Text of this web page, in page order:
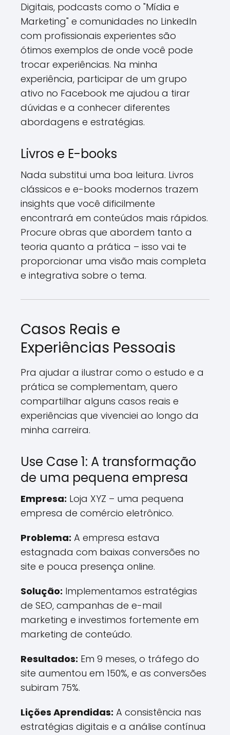
Digitais, podcasts como o "Mídia e
Marketing" e comunidades no LinkedIn
com profissionais experientes são
ótimos exemplos de onde você pode
trocar experiências. Na minha
experiência, participar de um grupo
ativo no Facebook me ajudou a tirar
dúvidas e a conhecer diferentes
abordagens e estratégias.
Livros e E-books
Nada substitui uma boa leitura. Livros
clássicos e e-books modernos trazem
insights que você dificilmente
encontrará em conteúdos mais rápidos.
Procure obras que abordem tanto a
teoria quanto a prática – isso vai te
proporcionar uma visão mais completa
e integrativa sobre o tema.
Casos Reais e
Experiências Pessoais
Pra ajudar a ilustrar como o estudo e a
prática se complementam, quero
compartilhar alguns casos reais e
experiências que vivenciei ao longo da
minha carreira.
Use Case 1: A transformação
de uma pequena empresa
Empresa: Loja XYZ – uma pequena
empresa de comércio eletrônico.
Problema: A empresa estava
estagnada com baixas conversões no
site e pouca presença online.
Solução: Implementamos estratégias
de SEO, campanhas de e-mail
marketing e investimos fortemente em
marketing de conteúdo.
Resultados: Em 9 meses, o tráfego do
site aumentou em 150%, e as conversões
subiram 75%.
Lições Aprendidas: A consistência nas
estratégias digitais e a análise contínua